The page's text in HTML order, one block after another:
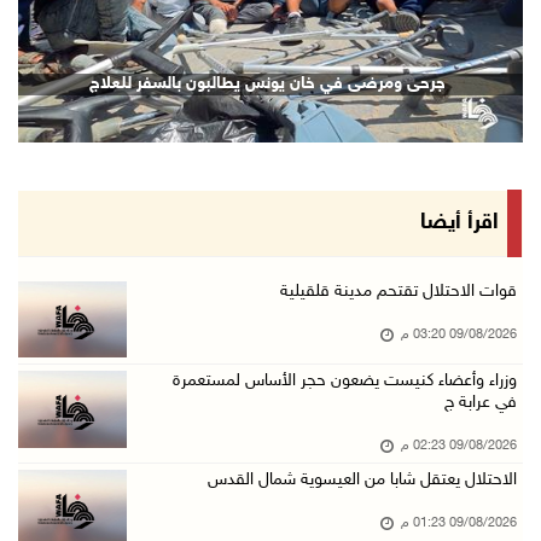
09/آب/2026 02:30 م
وزراء وأعضاء كنيست يضعون حجر الأساس لمستعمرة ...
09/آب/2026 02:23 م
شاهين تودع السفير المصري وتثمن دور القاهرة ال ...
فضيتان وبرونزية لفلسطين في ثاني أيام بطولة ال ...
سلطات الاحتلال تقر باستشهاد الأسير ايهاب ديا ...
09/آب/2026 01:56 م
09/آب/2026 01:40 م
الاحتلال يعتقل شابا من العيسوية شمال القدس
09/آب/2026 01:23 م
مستعمرون يقطعون عشرات الأشجار المثمرة في خربة ...
جرحى ومرضى في خان يونس يطالبون بالسفر للعلاج
اقرأ أيضا
قوات الاحتلال تقتحم مدينة قلقيلية
09/08/2026 03:20 م
وزراء وأعضاء كنيست يضعون حجر الأساس لمستعمرة
في عرابة ج
09/08/2026 02:23 م
الاحتلال يعتقل شابا من العيسوية شمال القدس
09/08/2026 01:23 م